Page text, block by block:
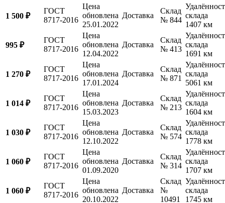
1 500 ₽
ГОСТ
8717-2016
Цена
обновлена
25.01.2022
Доставка
Склад
№ 844
склада
1407 км
995 ₽
ГОСТ
8717-2016
Цена
обновлена
12.04.2022
Доставка
Склад
№ 413
склада
1691 км
1 270 ₽
ГОСТ
8717-2016
Цена
обновлена
17.01.2024
Доставка
Склад
№ 871
склада
5061 км
1 014 ₽
ГОСТ
8717-2016
Цена
обновлена
15.03.2023
Доставка
Склад
№ 213
склада
1604 км
1 030 ₽
ГОСТ
8717-2016
Цена
обновлена
12.10.2022
Доставка
Склад
№ 574
склада
1778 км
1 060 ₽
ГОСТ
8717-2016
Цена
обновлена
01.09.2020
Доставка
Склад
№ 314
склада
1707 км
1 060 ₽
ГОСТ
8717-2016
Цена
обновлена
20.10.2022
Доставка
Склад
№
10491
склада
1745 км